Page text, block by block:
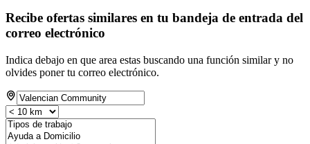
Recibe ofertas similares en tu bandeja de entrada del
correo electrónico
Indica debajo en que area estas buscando una función similar y no
olvides poner tu correo electrónico.